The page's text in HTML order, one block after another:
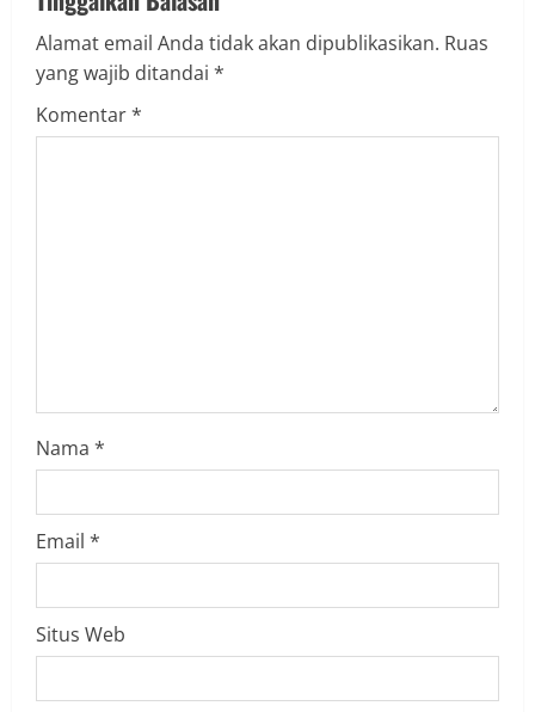
e
R
g
Alamat email Anda tidak akan dipublikasikan. Ruas
yang wajib ditandai *
Komentar*
Nama *
Email *
Situs Web